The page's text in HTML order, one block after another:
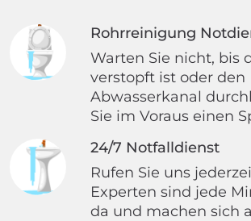
Rohrreinigung
Warten Sie nicht, bis
verstopft ist oder den
Abwasserkanal
Sie im Voraus einen
24/7 Notfalldienst
Rufen Sie uns
Experten sind jede
da und machen sich